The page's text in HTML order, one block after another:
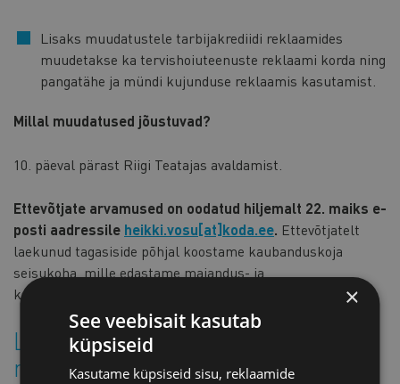
Lisaks muudatustele tarbijakrediidi reklaamides
muudetakse ka tervishoiuteenuste reklaami korda ning
pangatähe ja mündi kujunduse reklaamis kasutamist.
Millal muudatused jõustuvad?
10. päeval pärast Riigi Teatajas avaldamist.
Ettevõtjate arvamused on oodatud hiljemalt 22. maiks e-
posti aadressile heikki.vosu[at]koda.ee. Ettevõtjatelt
laekunud tagasiside põhjal koostame kaubanduskoja
seisukoha, mille edastame majandus- ja
kommunikatsiooniministeeriumile.
Loe reklaamiseaduse
muudatustest lähemalt
×
See veebisait kasutab
küpsiseid
Kasutame küpsiseid sisu, reklaamide